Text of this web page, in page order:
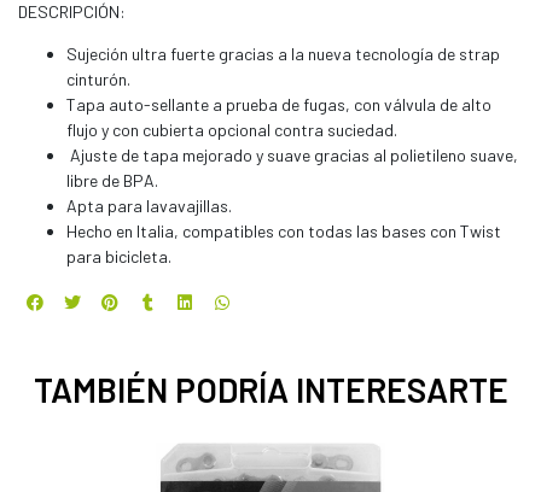
DESCRIPCIÓN:
Sujeción ultra fuerte gracias a la nueva tecnología de strap
cinturón.
Tapa auto-sellante a prueba de fugas, con válvula de alto
flujo y con cubierta opcional contra suciedad.
Ajuste de tapa mejorado y suave gracias al polietileno suave,
libre de BPA.
Apta para lavavajillas.
Hecho en Italia, compatibles con todas las bases con Twist
para bicicleta.
TAMBIÉN PODRÍA INTERESARTE